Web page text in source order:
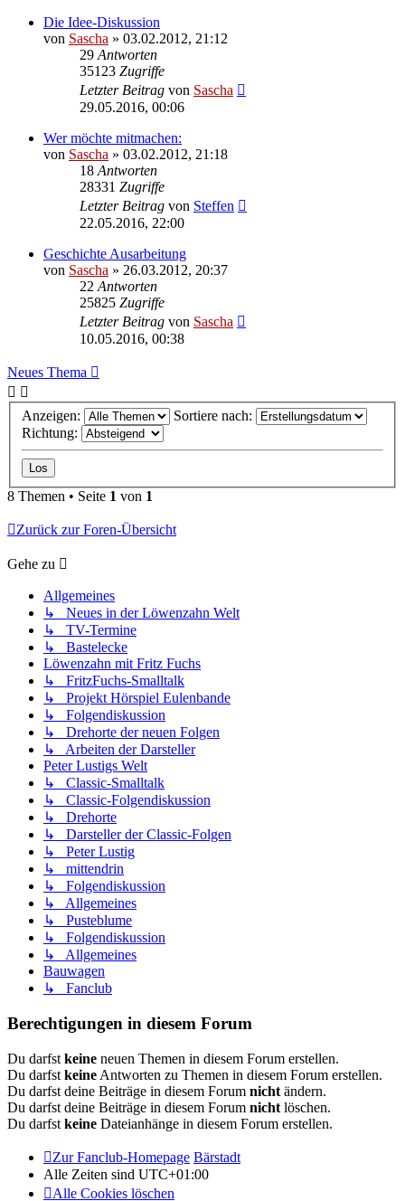
Die Idee-Diskussion
von Sascha » 03.02.2012, 21:12
29 Antworten
35123 Zugriffe
Letzter Beitrag von Sascha
29.05.2016, 00:06
Wer möchte mitmachen:
von Sascha » 03.02.2012, 21:18
18 Antworten
28331 Zugriffe
Letzter Beitrag von Steffen
22.05.2016, 22:00
Geschichte Ausarbeitung
von Sascha » 26.03.2012, 20:37
22 Antworten
25825 Zugriffe
Letzter Beitrag von Sascha
10.05.2016, 00:38
Neues Thema
Anzeigen:
Sortiere nach:
Richtung:
8 Themen • Seite 1 von 1
Zurück zur Foren-Übersicht
Gehe zu
Allgemeines
↳ Neues in der Löwenzahn Welt
↳ TV-Termine
↳ Bastelecke
Löwenzahn mit Fritz Fuchs
↳ FritzFuchs-Smalltalk
↳ Projekt Hörspiel Eulenbande
↳ Folgendiskussion
↳ Drehorte der neuen Folgen
↳ Arbeiten der Darsteller
Peter Lustigs Welt
↳ Classic-Smalltalk
↳ Classic-Folgendiskussion
↳ Drehorte
↳ Darsteller der Classic-Folgen
↳ Peter Lustig
↳ mittendrin
↳ Folgendiskussion
↳ Allgemeines
↳ Pusteblume
↳ Folgendiskussion
↳ Allgemeines
Bauwagen
↳ Fanclub
Berechtigungen in diesem Forum
Du darfst keine neuen Themen in diesem Forum erstellen.
Du darfst keine Antworten zu Themen in diesem Forum erstellen.
Du darfst deine Beiträge in diesem Forum nicht ändern.
Du darfst deine Beiträge in diesem Forum nicht löschen.
Du darfst keine Dateianhänge in diesem Forum erstellen.
Zur Fanclub-Homepage Bärstadt
Alle Zeiten sind UTC+01:00
Alle Cookies löschen